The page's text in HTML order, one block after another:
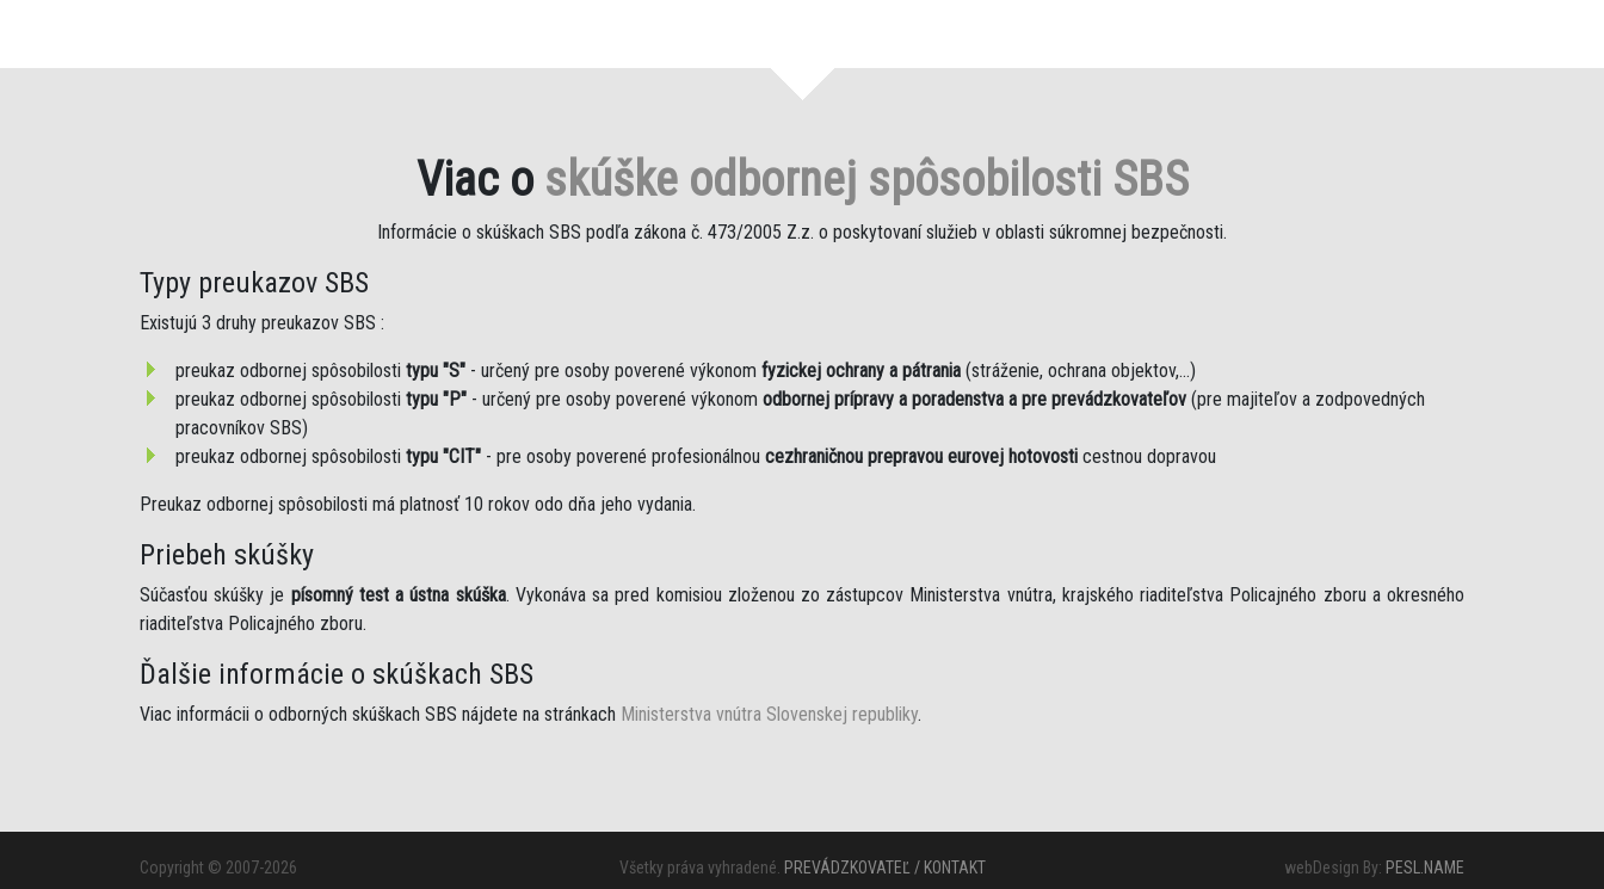
Viac o skúške odbornej spôsobilosti SBS
Informácie o skúškach SBS podľa zákona č. 473/2005 Z.z. o poskytovaní služieb v oblasti súkromnej bezpečnosti.
Typy preukazov SBS
Existujú 3 druhy preukazov SBS :
preukaz odbornej spôsobilosti typu "S" - určený pre osoby poverené výkonom fyzickej ochrany a pátrania (stráženie, ochrana objektov,...)
preukaz odbornej spôsobilosti typu "P" - určený pre osoby poverené výkonom odbornej prípravy a poradenstva a pre prevádzkovateľov (pre majiteľov a zodpovedných
pracovníkov SBS)
preukaz odbornej spôsobilosti typu "CIT" - pre osoby poverené profesionálnou cezhraničnou prepravou eurovej hotovosti cestnou dopravou
Preukaz odbornej spôsobilosti má platnosť 10 rokov odo dňa jeho vydania.
Priebeh skúšky
Súčasťou skúšky je písomný test a ústna skúška. Vykonáva sa pred komisiou zloženou zo zástupcov Ministerstva vnútra, krajského riaditeľstva Policajného zboru a okresného
riaditeľstva Policajného zboru.
Ďalšie informácie o skúškach SBS
Viac informácii o odborných skúškach SBS nájdete na stránkach Ministerstva vnútra Slovenskej republiky.
Copyright © 2007-2026 Všetky práva vyhradené. PREVÁDZKOVATEĽ / KONTAKT webDesign By: PESL.NAME